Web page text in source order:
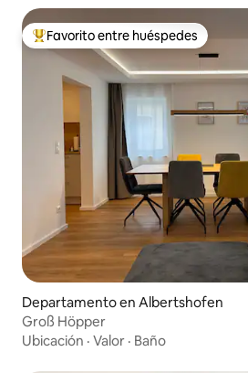
De los mejores en Favorito entre
Favorito entre huéspedes
Departamento en Albertshofen
Groß Höpper
Ubicación · Valor · Baño